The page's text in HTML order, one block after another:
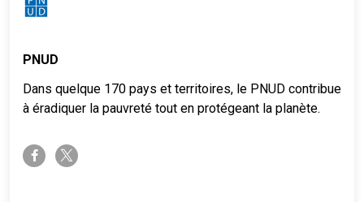
PNUD
Dans quelque 170 pays et territoires, le PNUD contribue
à éradiquer la pauvreté tout en protégeant la planète.
facebook-ftwitter-x